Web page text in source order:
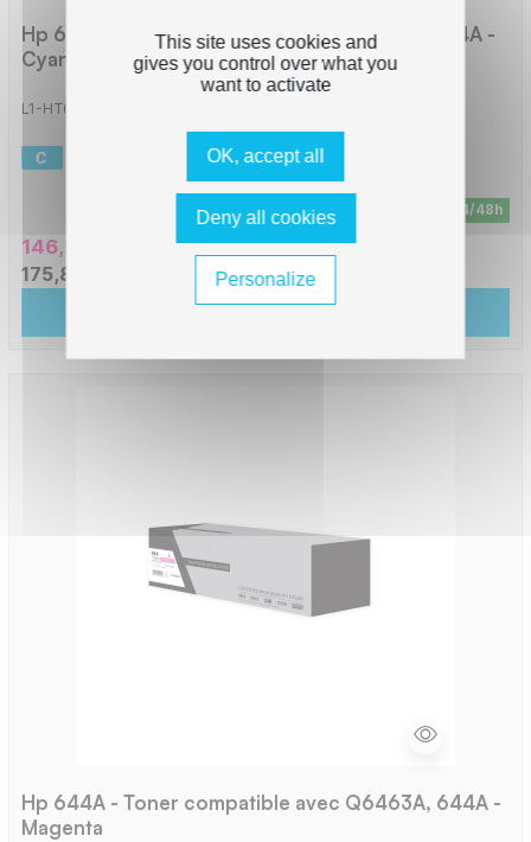
Hp 644A - Toner compatible avec Q6461A, 644A -
Cyan
L1-HT644C_
En stock - Livraison sous 24/48h
146,56 € HT
175,88 € TTC
Ajouter au panier
Hp 644A - Toner compatible avec Q6463A, 644A -
Magenta
This site uses cookies and
gives you control over what you
want to activate
OK, accept all
Deny all cookies
Personalize